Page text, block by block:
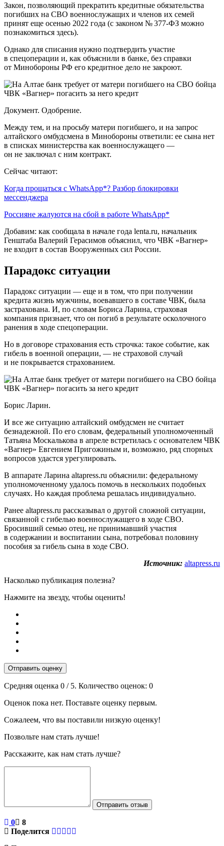
Закон, позволяющий прекратить кредитные обязательства
погибших на СВО военнослужащих и членов их семей
принят еще осенью 2022 года (с законом № 377-ФЗ можно
познакомиться здесь).
Однако для списания нужно подтвердить участие
в спецоперации и, как объяснили в банке, без справки
от Минобороны РФ его кредитное дело не закроют.
Документ. Одобрение.
Между тем, и на просьбу матери погибшего, и на запрос
алтайского омбудсмена в Минобороны ответили: ее сына нет
в списках министерства как военнослужащего —
он не заключал с ним контракт.
Сейчас читают:
Когда прощаться с WhatsApp*? Разбор блокировки
мессенджера
Россияне жалуются на сбой в работе WhatsApp*
Добавим: как сообщала в начале года lenta.ru, начальник
Генштаба Валерий Герасимов объяснил, что ЧВК «Вагнер»
не входит в состав Вооруженных сил России.
Парадокс ситуации
Парадокс ситуации — еще и в том, что при получении
кредита жизнь мужчины, воевавшего в составе ЧВК, была
застрахована. И, по словам Бориса Ларина, страховая
компания признает, что он погиб в результате осколочного
ранения в ходе спецоперации.
Но в договоре страхования есть строчка: такое событие, как
гибель в военной операции, — не страховой случай
и не покрывается страхованием.
Борис Ларин.
И все же ситуацию алтайский омбудсмен не считает
безнадежной. По его словам, федеральный уполномоченный
Татьяна Москалькова в апреле встретилась с основателем ЧВК
«Вагнер» Евгением Пригожиным и, возможно, ряд спорных
вопросов удастся урегулировать.
В аппарате Ларина altapress.ru объяснили: федеральному
уполномоченному удалось помочь в нескольких подобных
случаях. Но каждая проблема решалась индивидуально.
Ранее altapress.ru рассказывал о другой сложной ситуации,
связанной с гибелью военнослужащего в ходе СВО.
Бросивший семью отец, не принимавший участия
в содержании и воспитании сына, потребовал половину
пособия за гибель сына в ходе СВО.
Источник: altapress.ru
Насколько публикация полезна?
Нажмите на звезду, чтобы оценить!
Отправить оценку
Средняя оценка 0 / 5. Количество оценок: 0
Оценок пока нет. Поставьте оценку первым.
Сожалеем, что вы поставили низкую оценку!
Позвольте нам стать лучше!
Расскажите, как нам стать лучше?
Отправить отзыв
0
8
Поделится